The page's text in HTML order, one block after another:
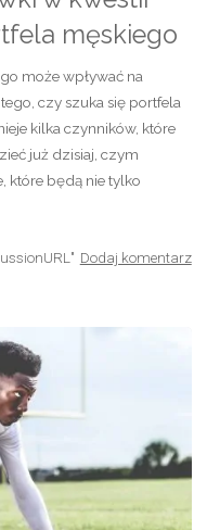
męskiego
może wpływać na
czy szuka się portfela
kilka czynników, które
już dzisiaj, czym
które będą nie tylko
Dodaj komentarz